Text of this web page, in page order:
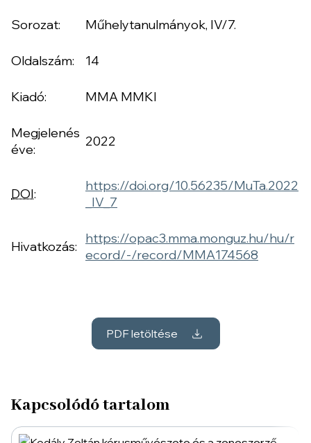
Sorozat: Műhelytanulmányok, IV/7.
Oldalszám: 14
Kiadó: MMA MMKI
Megjelenés
éve:
2022
DOI:
https://doi.org/10.56235/MuTa.2022
_IV_7
Hivatkozás:
https://opac3.mma.monguz.hu/hu/r
ecord/-/record/MMA174568
PDF letöltése
Kapcsolódó tartalom